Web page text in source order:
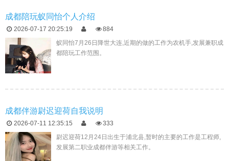
成都陪玩蚁同怡个人介绍
2026-07-17 20:25:19
884
蚁同怡7月26日降世大连,近期的做的工作为农机手,发展兼职成
都陪玩工作范围。
成都伴游尉迟迎荷自我说明
2026-07-11 12:35:15
333
尉迟迎荷12月24日出生于浦北县,暂时的主要的工作是工程师,
发展第二职业成都伴游等相关工作。